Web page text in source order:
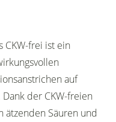
CKW-frei ist ein
auf
der CKW-freien
ätzenden Säuren und